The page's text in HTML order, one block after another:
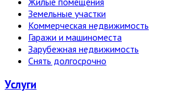
Земельные участки
Коммерческая недвижимость
Гаражи и машиноместа
Зарубежная недвижимость
Снять долгосрочно
Услуги